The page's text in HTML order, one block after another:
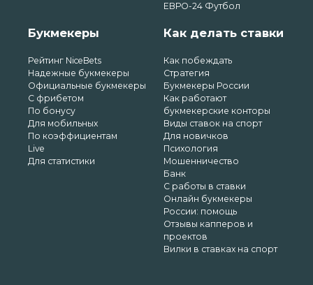
ЕВРО-24 Футбол
Букмекеры
Рейтинг NiceBets
Надежные букмекеры
Официальные букмекеры
С фрибетом
По бонусу
Для мобильных
По коэффициентам
Live
Для статистики
Как делать ставки
Как побеждать
Стратегия
Букмекеры России
Как работают
букмекерские конторы
Виды ставок на спорт
Для новичков
Психология
Мошенничество
Банк
С работы в ставки
Онлайн букмекеры
России: помощь
Отзывы капперов и
проектов
Вилки в ставках на спорт